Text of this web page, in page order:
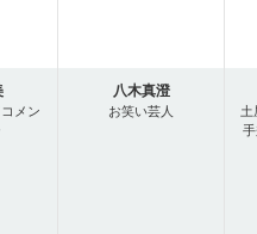
メン
八木真澄
お笑い芸人
土